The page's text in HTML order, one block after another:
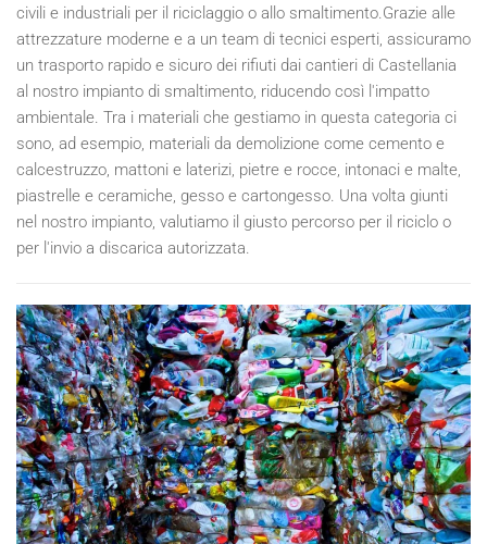
civili e industriali per il riciclaggio o allo smaltimento.Grazie alle
attrezzature moderne e a un team di tecnici esperti, assicuramo
un trasporto rapido e sicuro dei rifiuti dai cantieri di Castellania
al nostro impianto di smaltimento, riducendo così l'impatto
ambientale. Tra i materiali che gestiamo in questa categoria ci
sono, ad esempio, materiali da demolizione come cemento e
calcestruzzo, mattoni e laterizi, pietre e rocce, intonaci e malte,
piastrelle e ceramiche, gesso e cartongesso. Una volta giunti
nel nostro impianto, valutiamo il giusto percorso per il riciclo o
per l'invio a discarica autorizzata.